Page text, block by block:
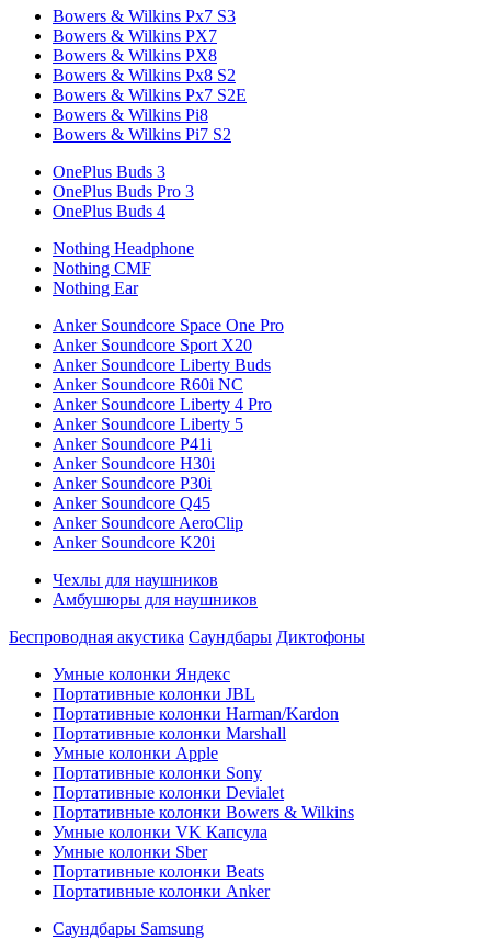
Bowers & Wilkins Px7 S3
Bowers & Wilkins PX7
Bowers & Wilkins PX8
Bowers & Wilkins Px8 S2
Bowers & Wilkins Px7 S2E
Bowers & Wilkins Pi8
Bowers & Wilkins Pi7 S2
OnePlus Buds 3
OnePlus Buds Pro 3
OnePlus Buds 4
Nothing Headphone
Nothing CMF
Nothing Ear
Anker Soundcore Space One Pro
Anker Soundcore Sport X20
Anker Soundcore Liberty Buds
Anker Soundcore R60i NC
Anker Soundcore Liberty 4 Pro
Anker Soundcore Liberty 5
Anker Soundcore P41i
Anker Soundcore H30i
Anker Soundcore P30i
Anker Soundcore Q45
Anker Soundcore AeroClip
Anker Soundcore K20i
Чехлы для наушников
Амбушюры для наушников
Беспроводная акустика Саундбары Диктофоны
Умные колонки Яндекс
Портативные колонки JBL
Портативные колонки Harman/Kardon
Портативные колонки Marshall
Умные колонки Apple
Портативные колонки Sony
Портативные колонки Devialet
Портативные колонки Bowers & Wilkins
Умные колонки VK Капсула
Умные колонки Sber
Портативные колонки Beats
Портативные колонки Anker
Саундбары Samsung